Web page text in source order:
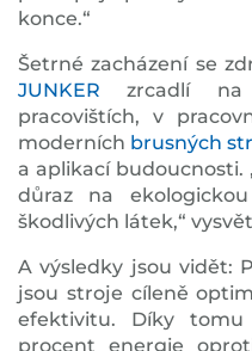
konce.“
Šetrné zacházení se
JUNKER zrcadlí na
pracovištích, v
moderních brusných
a aplikací budoucnosti.
důraz na
škodlivých látek,“
A výsledky jsou vidět:
jsou stroje cíleně
efektivitu. Díky
procent energie